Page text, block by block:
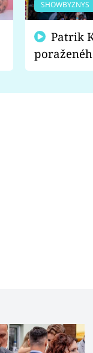
SHOWBYZNYS
fanoušci